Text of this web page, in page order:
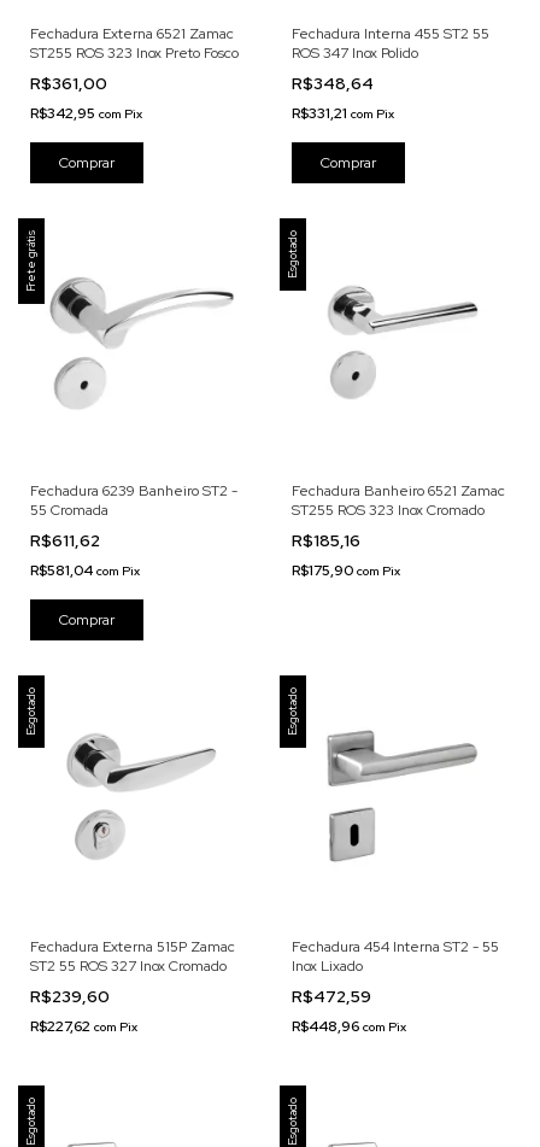
Fechadura Externa 6521 Zamac
ST255 ROS 323 Inox Preto Fosco
R$361,00
R$342,95 com Pix
Fechadura Interna 455 ST2 55
ROS 347 Inox Polido
R$348,64
R$331,21 com Pix
Frete grátis
Fechadura 6239 Banheiro ST2 -
55 Cromada
R$611,62
R$581,04 com Pix
Esgotado
Fechadura Banheiro 6521 Zamac
ST255 ROS 323 Inox Cromado
R$185,16
R$175,90 com Pix
Esgotado
Fechadura Externa 515P Zamac
ST2 55 ROS 327 Inox Cromado
R$239,60
R$227,62 com Pix
Esgotado
Fechadura 454 Interna ST2 - 55
Inox Lixado
R$472,59
R$448,96 com Pix
Esgotado Esgotado